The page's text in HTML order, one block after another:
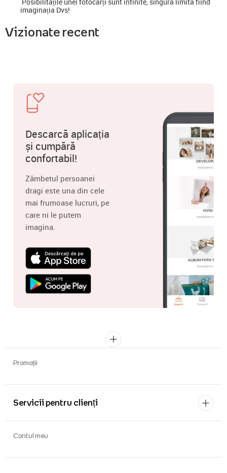
imaginația Dvs!
Vizionate recent
Descarcă aplicația
și cumpără
confortabil!
Zâmbetul persoanei
dragi este una din cele
mai frumoase lucruri, pe
care ni le putem
imagina.
Promoții
Servicii pentru clienți
Contul meu